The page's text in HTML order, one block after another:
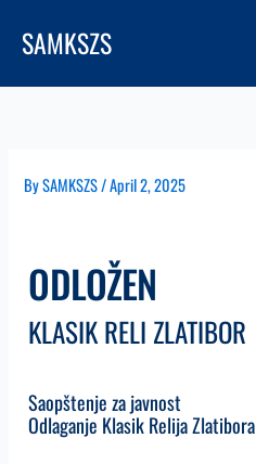
SAMKSZS
BySAMKSZS/April 2, 2025
ODLOŽEN
KLASIK RELI ZLATIBOR
Saopštenje za javnost
Odlaganje Klasik Relija Zlatibora